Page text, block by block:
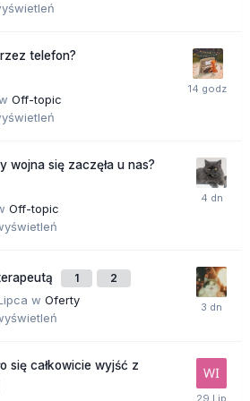
telefon?
Off-topic
wojna się zaczęła u nas?
Off-topic
1 2
w Oferty
się całkowicie wyjść z